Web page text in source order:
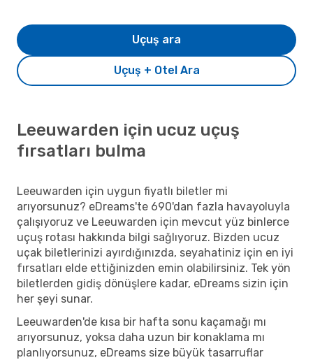
Uçuş + Otel Ara
Uçuş ara
Leeuwarden için ucuz uçuş
fırsatları bulma
Leeuwarden için uygun fiyatlı biletler mi
arıyorsunuz? eDreams'te 690'dan fazla havayoluyla
çalışıyoruz ve Leeuwarden için mevcut yüz binlerce
uçuş rotası hakkında bilgi sağlıyoruz. Bizden ucuz
uçak biletlerinizi ayırdığınızda, seyahatiniz için en iyi
fırsatları elde ettiğinizden emin olabilirsiniz. Tek yön
biletlerden gidiş dönüşlere kadar, eDreams sizin için
her şeyi sunar.
Leeuwarden'de kısa bir hafta sonu kaçamağı mı
arıyorsunuz, yoksa daha uzun bir konaklama mı
planlıyorsunuz, eDreams size büyük tasarruflar